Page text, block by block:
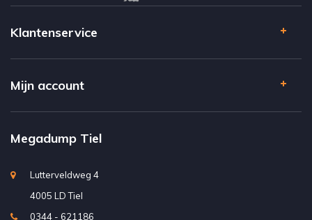
Klantenservice
Mijn account
Megadump Tiel
Lutterveldweg 4
4005 LD Tiel
0344 - 621186